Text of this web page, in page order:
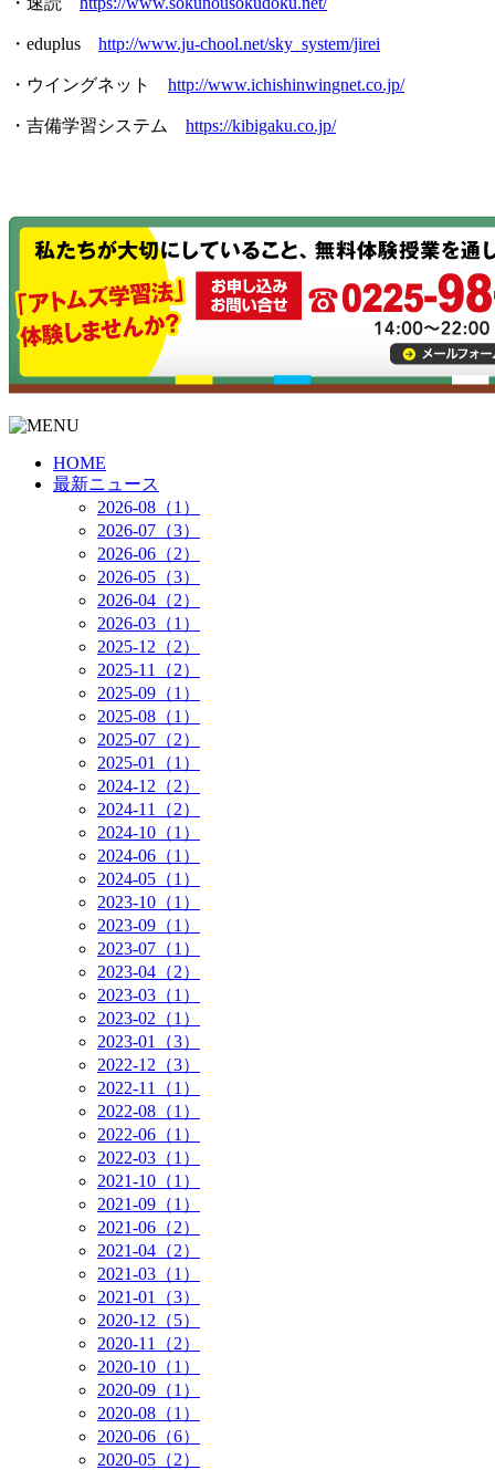
・eduplus http://www.ju-chool.net/sky_system/jirei
・ウイングネット http://www.ichishinwingnet.co.jp/
・吉備学習システム https://kibigaku.co.jp/
HOME
最新ニュース
2026-08（1）
2026-07（3）
2026-06（2）
2026-05（3）
2026-04（2）
2026-03（1）
2025-12（2）
2025-11（2）
2025-09（1）
2025-08（1）
2025-07（2）
2025-01（1）
2024-12（2）
2024-11（2）
2024-10（1）
2024-06（1）
2024-05（1）
2023-10（1）
2023-09（1）
2023-07（1）
2023-04（2）
2023-03（1）
2023-02（1）
2023-01（3）
2022-12（3）
2022-11（1）
2022-08（1）
2022-06（1）
2022-03（1）
2021-10（1）
2021-09（1）
2021-06（2）
2021-04（2）
2021-03（1）
2021-01（3）
2020-12（5）
2020-11（2）
2020-10（1）
2020-09（1）
2020-08（1）
2020-06（6）
2020-05（2）